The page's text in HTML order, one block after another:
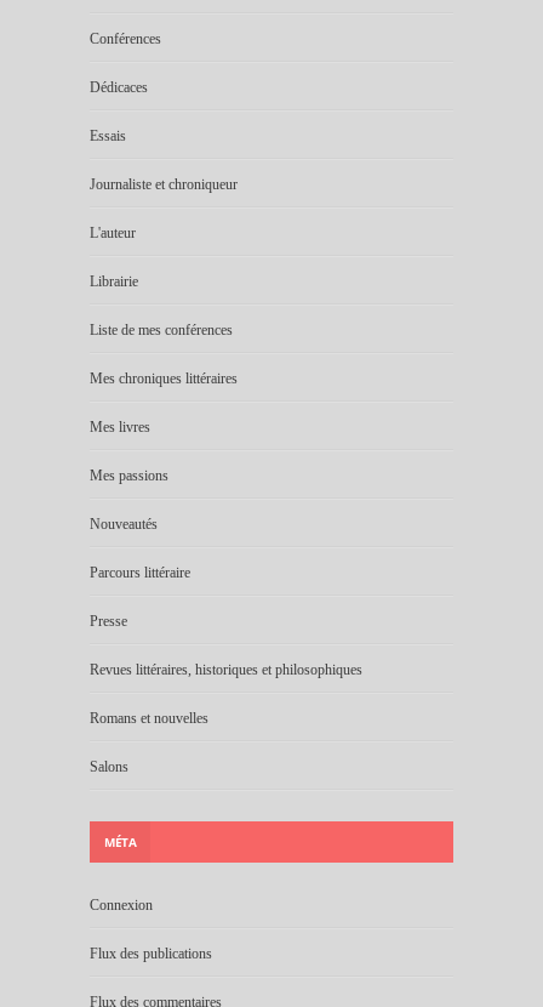
Conférences
Dédicaces
Essais
Journaliste et chroniqueur
L'auteur
Librairie
Liste de mes conférences
Mes chroniques littéraires
Mes livres
Mes passions
Nouveautés
Parcours littéraire
Presse
Revues littéraires, historiques et philosophiques
Romans et nouvelles
Salons
MÉTA
Connexion
Flux des publications
Flux des commentaires